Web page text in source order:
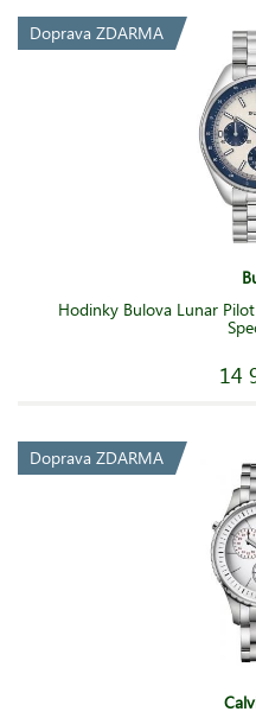
Doprava ZDARMA
Hodinky Bulova Lunar
14
Doprava ZDARMA